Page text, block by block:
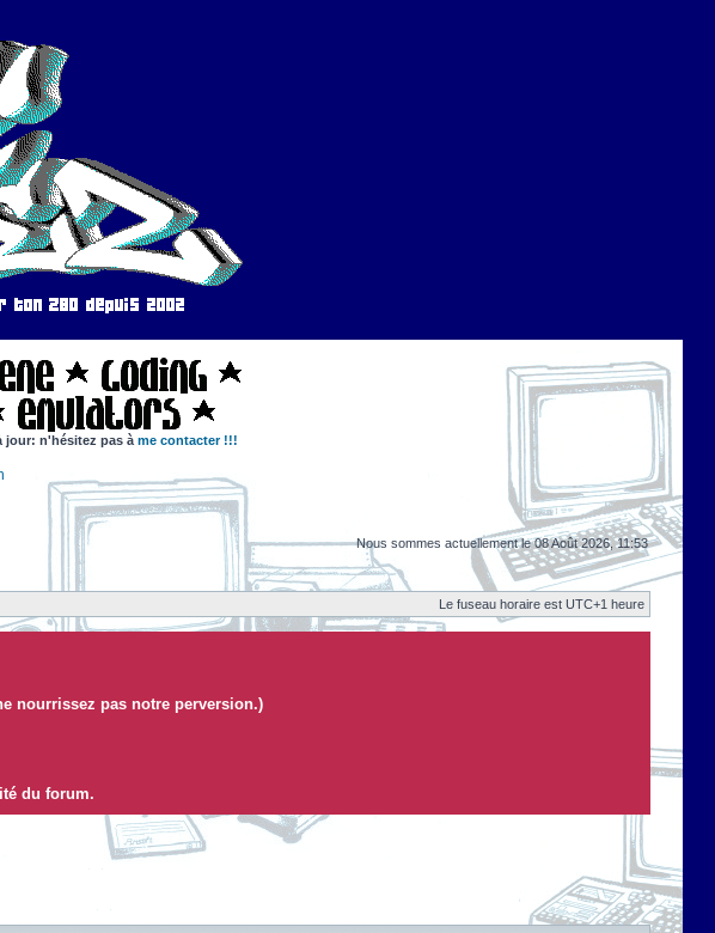
jour: n'hésitez pas à me contacter !!!
Nous sommes actuellement le 08 Août 2026, 11:53
Le fuseau horaire est UTC+1 heure
nourrissez pas notre perversion.)
du forum.